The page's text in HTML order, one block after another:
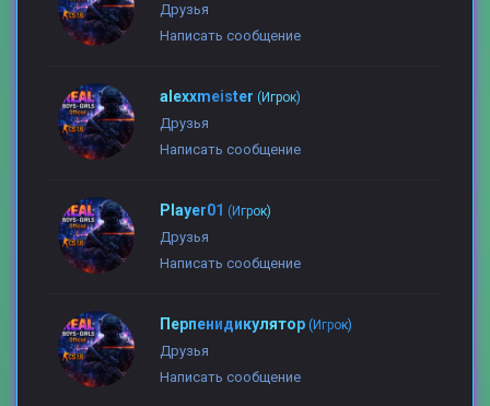
Друзья
Написать сообщение
alexxmeister (Игрок)
Друзья
Написать сообщение
Player01 (Игрок)
Друзья
Написать сообщение
Перпенидикулятор (Игрок)
Друзья
Написать сообщение